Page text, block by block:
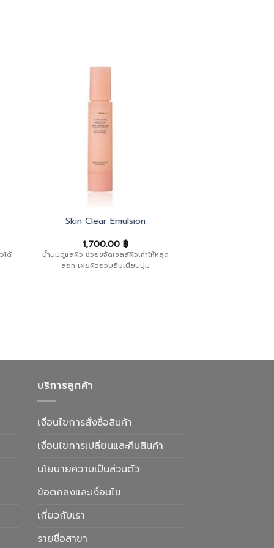
ได้
Skin Clear Emulsion
1,700.00฿
น้ำนมดูแลผิว ช่วยขจัดเซลล์ผิวเก่าให้หลุด
ลอก เผยผิวอวบอิ่มเนียนนุ่ม
บริการลูกค้า
เงื่อนไขการสั่งซื้อสินค้า
เงื่อนไขการเปลี่ยนและคืนสินค้า
นโยบายความเป็นส่วนตัว
ข้อตกลงและเงื่อนไข
เกี่ยวกับเรา
รายชื่อสาขา